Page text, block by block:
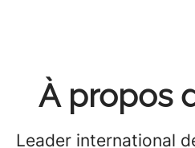
À propos
Leader international